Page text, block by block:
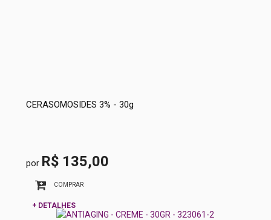
CERASOMOSIDES 3% - 30g
por R$ 135,00
COMPRAR
+ DETALHES